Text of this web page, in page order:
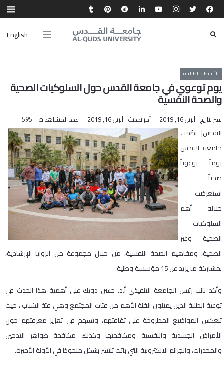
English
الأنشطة الطلابية
يوم توعوي في جامعة القدس حول السلوكيات الصحية
والصحة النفسية
نشر بتاريخ أبريل 16, 2019 آخر تحديث أبريل 16, 2019 عدد المشاهدات: 595
القدس| نظّمت
جامعة القدس
يوماً توعوياً
صحياً
استعرضت
خلاله أهم
السلوكيات
الصحية وغير
الصحية، ومفاهيم الصحة النفسية، من خلال مجموعة من الزوايا الإرشادية،
بمشاركة ما يزيد عن 15 مؤسسة وطنية.
وأكد نائب رئيس الجامعة التنفيذي أ.د. حسن دويك على أهمية هذا الحدث في
توعية الطلبة الذين يمثلون الفئة الأهم من فئات المجتمع وهي فئة الشباب ، حيث
تنعكس المواضيع المطروحة على ثقافتهم، وتسهم في تعزيز معرفتهم حول
الأمراض الجسدية والنفسية ومكافحتها وكذلك مكافحة ظواهر التدخين
والمخدرات، والجرائم الالكترونية التي باتت تنتشر بشكل ملحوظ في الأونة الأخيرة.